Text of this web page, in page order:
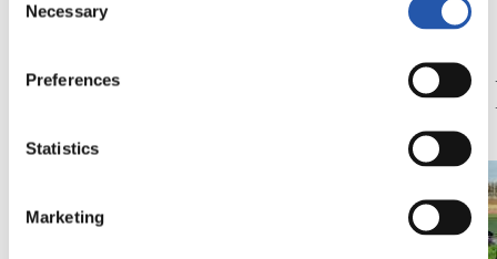
Selection
Necessary
Preferences
Statistics
Marketing
Subcampeones
ATLETISMO
¡A